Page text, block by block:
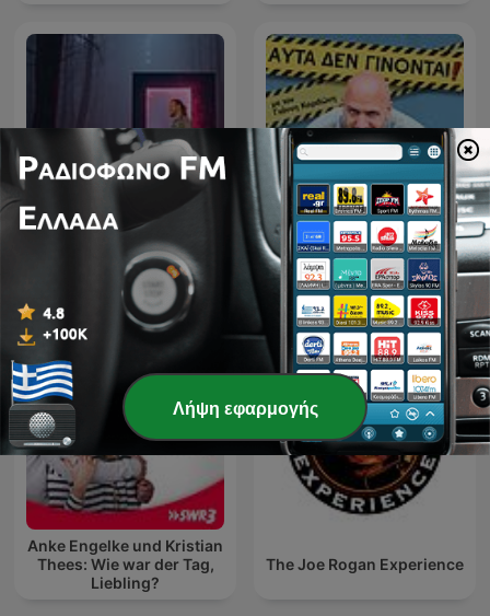
Το Μυστήριο Podcast
Αυτά δεν γίνονται, με τον
Γιάννη Κορδώνη
Anke Engelke und Kristian
Thees: Wie war der Tag,
Liebling?
The Joe Rogan Experience
Λήψη εφαρμογής